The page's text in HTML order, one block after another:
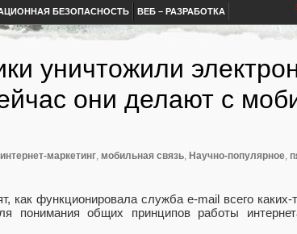
БЕЗОПАСНОСТЬ ВЕБ – РАЗРАБОТКА
уничтожили
они делают с
интернет-маркетинг, мобильная связь, Научно-популярное,
как функционировала служба e-mail всего каких-
понимания общих принципов работы